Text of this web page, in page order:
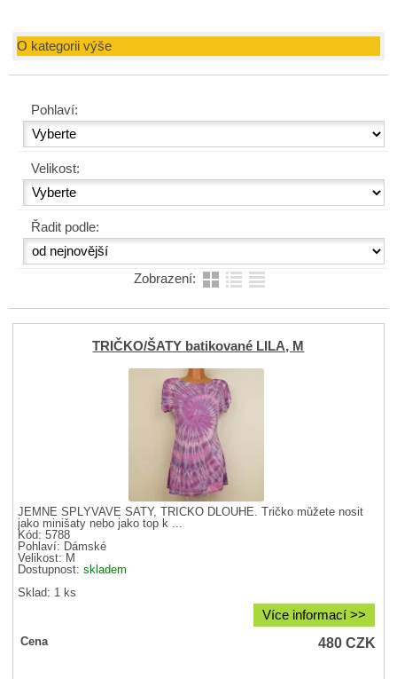
O kategorii výše
Pohlaví:
Velikost:
Řadit podle:
Zobrazení:
TRIČKO/ŠATY batikované LILA, M
JEMNÉ SPLÝVAVÉ ŠATY, TRIČKO DLOUHÉ. Tričko můžete nosit
jako minišaty nebo jako top k ...
Kód: 5788
Pohlaví: Dámské
Velikost: M
Dostupnost:skladem
Sklad: 1 ks
Více informací >>
Cena 480CZK